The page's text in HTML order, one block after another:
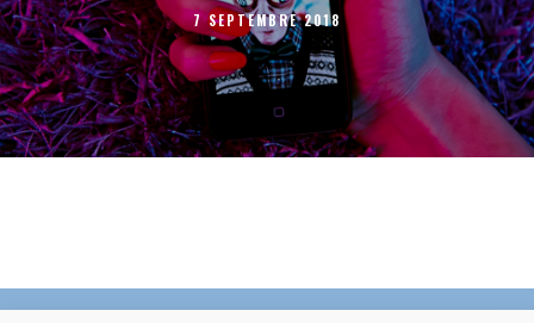
7 SEPTEMBRE 2018